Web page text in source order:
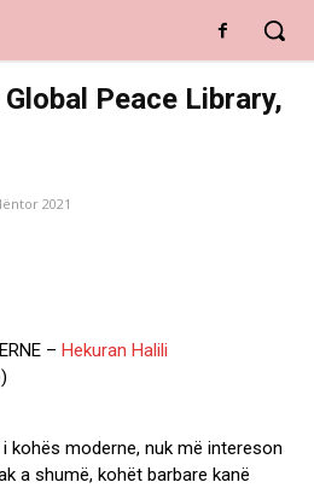
Peace Library,
2021
– Hekuran Halili
kohës moderne, nuk më intereson
a shumë, kohët barbare kanë